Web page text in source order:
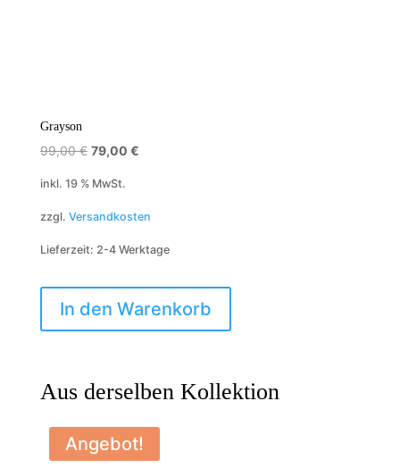
Grayson
99,00€ Ursprünglicher
99,00 €
79,00 €Aktueller
79,00 €.
inkl. 19 % MwSt.
zzgl. Versandkosten
Lieferzeit: 2-4 Werktage
In den Warenkorb
Aus derselben Kollektion
Angebot!